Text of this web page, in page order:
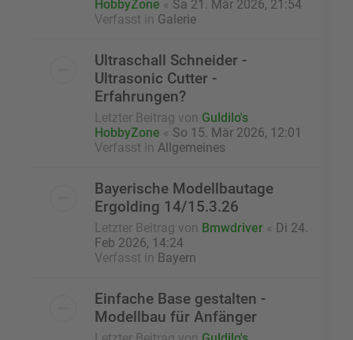
HobbyZone « Sa 21. Mär 2026, 21:54
Verfasst in Galerie
Ultraschall Schneider -
Ultrasonic Cutter -
Erfahrungen?
Letzter Beitrag von Guldilo's
HobbyZone « So 15. Mär 2026, 12:01
Verfasst in Allgemeines
Bayerische Modellbautage
Ergolding 14/15.3.26
Letzter Beitrag von Bmwdriver « Di 24.
Feb 2026, 14:24
Verfasst in Bayern
Einfache Base gestalten -
Modellbau für Anfänger